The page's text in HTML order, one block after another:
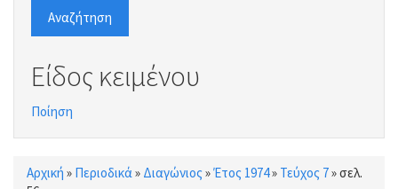
Αναζήτηση
Είδος κειμένου
Ποίηση
Αρχική » Περιοδικά » Διαγώνιος »Έτος 1974» Τεύχος 7»σελ.